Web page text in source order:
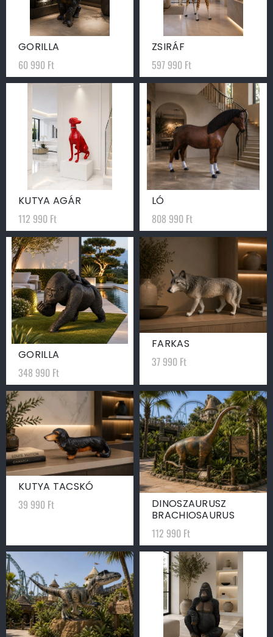
GORILLA
60 990 Ft
ZSIRÁF
597 990 Ft
KUTYA AGÁR
112 990 Ft
LÓ
808 990 Ft
GORILLA
348 990 Ft
FARKAS
37 990 Ft
KUTYA TACSKÓ
39 990 Ft
DINOSZAURUSZ
BRACHIOSAURUS
112 990 Ft